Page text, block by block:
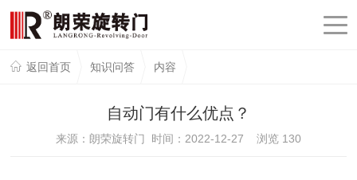
返回首页 知识问答 内容
自动门有什么优点？
来源：朗荣旋转门 时间：2022-12-27 浏览 130